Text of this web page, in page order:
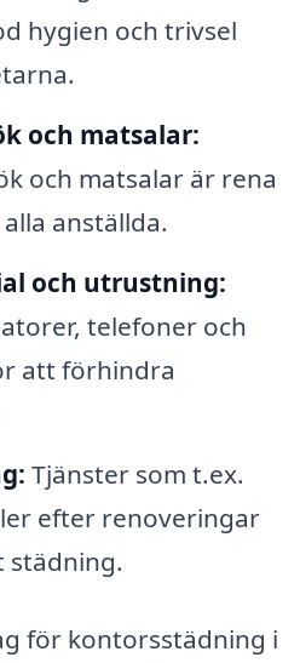
hygien och trivsel
och matsalar:
och matsalar är rena
anställda.
och utrustning:
telefoner och
att förhindra
Tjänster som t.ex.
efter renoveringar
städning.
för kontorsstädning i